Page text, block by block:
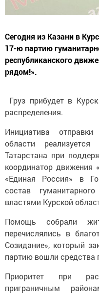
Сегодня из Казани в
17-ю партию
республиканского
рядом!».
Груз прибудет в
распределения.
Инициатива
области
Татарстана при
координатор
«Единая Россия» в
состав
властями Курской
Помощь собрали
перечислялись в
Созидание», который
партию вошли средства
Приоритет при
приграничным